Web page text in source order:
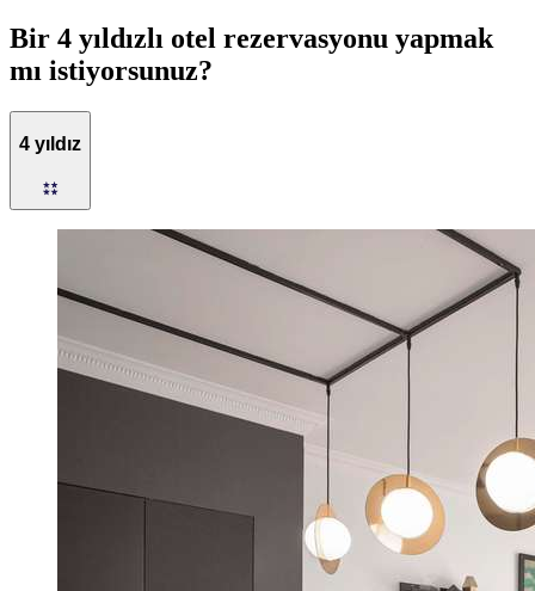
Bir 4 yıldızlı otel rezervasyonu yapmak
mı istiyorsunuz?
4 yıldız